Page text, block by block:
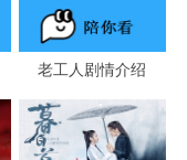
老工人剧情介绍